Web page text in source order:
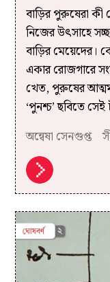
বাড়ির পুরুষেরা
নিজের উৎসাহে
বাড়ির মেয়েদের।
একার রোজগারে
খেত, পুরুষের
‘পুনশ্চ’ ছবিতে
অন্বেষা সেনগুপ্ত